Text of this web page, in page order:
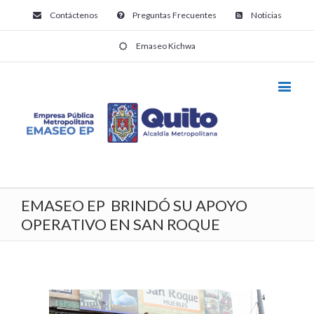
Contáctenos Preguntas Frecuentes Noticias
Emaseo Kichwa
EMASEO EP BRINDÓ SU APOYO
OPERATIVO EN SAN ROQUE